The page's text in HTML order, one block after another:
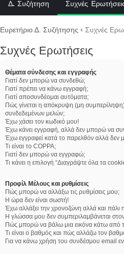
Δ. Συζήτηση Συχνές
Ευρετήριο Δ. Συζήτησης ‹ Συχνές
Συχνές Ερωτήσεις
Θέματα σύνδεσης και εγγραφής
Γιατί δεν μπορώ να συνδεθώ;
Γιατί πρέπει να κάνω εγγραφή;
Γιατί αποσυνδέομαι αυτόματα;
Πώς γίνεται η απόκρυψη (μη
συνδεδεμένων μελών;
Έχω χάσει τον κωδικό μου!
Έχω κάνει εγγραφή, αλλά δεν μπορώ να
Έχω εγγραφεί κατά το παρελθόν αλλά
Τι είναι το COPPA;
Γιατί δεν μπορώ να εγγραφώ;
Τι κάνει η επιλογή “Διαγράψτε όλα τα
Προφίλ Μέλους και ρυθμίσεις
Πώς μπορώ να αλλάξω τις ρυθμίσεις μου;
Η ώρα δεν είναι σωστή!
Έχω αλλάξει την χρονοζώνη αλλά και πάλι
Η γλώσσα μου δεν συμπεριλαμβάνεται
Πώς μπορώ να βάλω μια εικόνα κάτω από
Τι είναι ο βαθμός και πώς αλλάζω τον
Για να κάνω χρήση του συνδέσμου email